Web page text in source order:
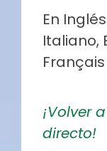
En
Italiano,
Français
¡Volver
directo!